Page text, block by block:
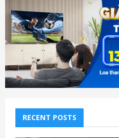
RECENT POSTS